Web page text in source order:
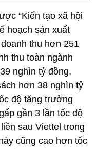
“Kiến tạo xã hội
hoạch sản xuất
thu hơn 251
thu toàn ngành
nghìn tỷ đồng,
hơn 38 nghìn tỷ
độ tăng trưởng
gần 3 lần tốc độ
sau Viettel trong
cũng cao hơn tốc